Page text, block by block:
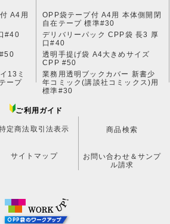
A4用
OPP袋テープ付 A4用 本体側開閉
自在テープ 標準#30
#40
デリバリーパック CPP袋 長3 厚
口#40
透明手提げ袋 A4大きめサイズ
CPP #50
13ミ
ープ
業務用透明ブックカバー 新書少
年コミック(講談社コミックス)用
標準#30
ご利用ガイド
定商法取引法表示 商品検索
サイトマップ
お問い合わせ＆サンプ
ル請求